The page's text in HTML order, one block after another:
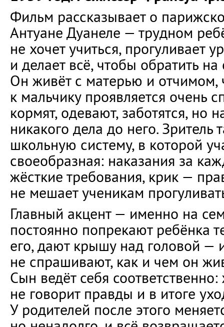
Фильм рассказывает о
Антуане Дуанеле — трудном
не хочет учиться, прогуливает
и делает всё, чтобы обратить
Он живёт с матерью и отчимом,
к мальчику проявляется очень
кормят, одевают, заботятся, но
никакого дела до него. Зритель
школьную систему, в которой
своеобразная: наказания за
жёсткие требования, крик —
не мешает ученикам
Главный акцент — именно на
постоянно попрекают ребёнка
его, дают крышу над головой —
не спрашивают, как и чем он
Сын ведёт себя
не говорит правды и в итоге
У родителей после этого